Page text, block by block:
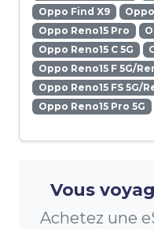
Oppo Find X9
Oppo Reno15 Pro
Oppo Reno15 C 5G
Oppo Reno15 F 5G/
Oppo Reno15 FS 5G/
Oppo Reno15 Pro 5G
Vous
Achetez une